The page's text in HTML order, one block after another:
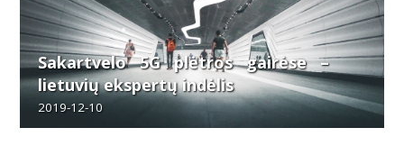
Sakartvelo 5G plėtros gairėse –
lietuvių ekspertų indėlis
2019-12-10